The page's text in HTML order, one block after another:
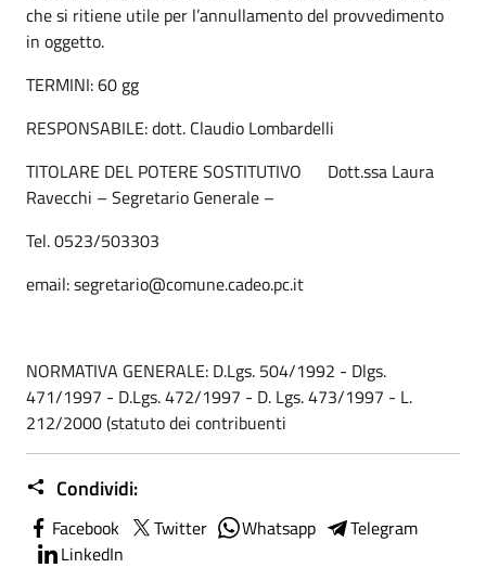
che si ritiene utile per l’annullamento del provvedimento
in oggetto.
TERMINI: 60 gg
RESPONSABILE: dott. Claudio Lombardelli
TITOLARE DEL POTERE SOSTITUTIVO Dott.ssa Laura
Ravecchi – Segretario Generale –
Tel. 0523/503303
email: segretario@comune.cadeo.pc.it
NORMATIVA GENERALE: D.Lgs. 504/1992 - Dlgs.
471/1997 - D.Lgs. 472/1997 - D. Lgs. 473/1997 - L.
212/2000 (statuto dei contribuenti
Condividi:
Facebook Twitter Whatsapp
Telegram
LinkedIn